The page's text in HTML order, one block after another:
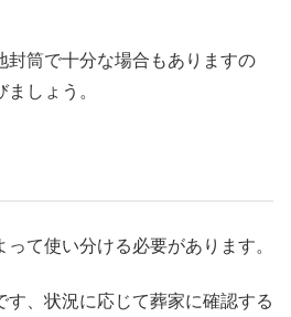
封筒で十分な場合もありますの
しょう。
て使い分ける必要があります。
す、状況に応じて葬家に確認する